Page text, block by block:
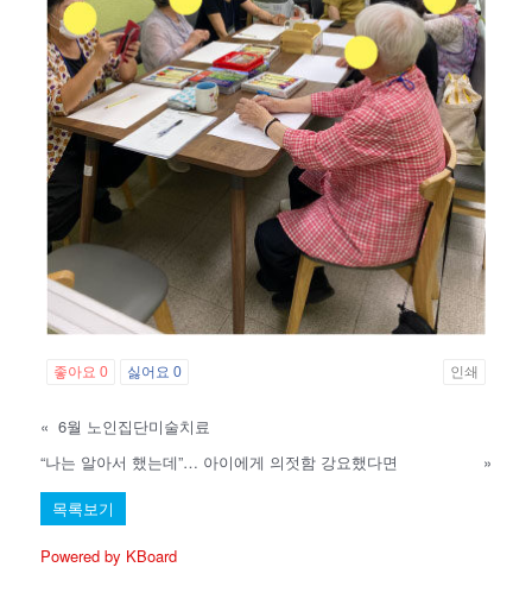
좋아요0 싫어요0 인쇄
« 6월 노인집단미술치료
“나는 알아서 했는데”… 아이에게 의젓함 강요했다면
»
목록보기
Powered by KBoard